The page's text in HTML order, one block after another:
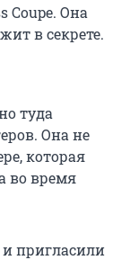
Coupe. Она
в секрете.
туда
Она не
которая
во время
пригласили